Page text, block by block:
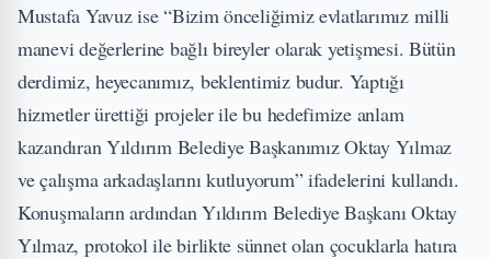
Mustafa Yavuz ise “Bizim önceliğimiz evlatlarımız milli
manevi değerlerine bağlı bireyler olarak yetişmesi. Bütün
derdimiz, heyecanımız, beklentimiz budur. Yaptığı
hizmetler ürettiği projeler ile bu hedefimize anlam
kazandıran Yıldırım Belediye Başkanımız Oktay Yılmaz
ve çalışma arkadaşlarını kutluyorum” ifadelerini kullandı.
Konuşmaların ardından Yıldırım Belediye Başkanı Oktay
Yılmaz, protokol ile birlikte sünnet olan çocuklarla hatıra